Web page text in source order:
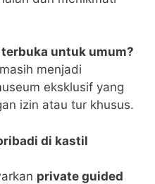
untuk umum?
menjadi
eksklusif yang
izin atau tur khusus.
di kastil
private guided